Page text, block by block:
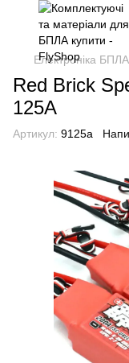
Електроніка БПЛА
Red Brick
125A
Артикул: 9125a